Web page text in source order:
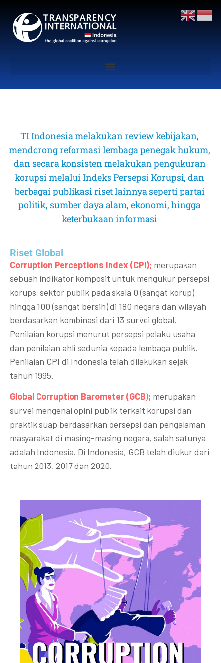
TI Indonesia melakukan review kebijakan,
mendorong reformasi lembaga penegak hukum,
dan secara konsisten melakukan pengukuran
korupsi melalui Indeks Persepsi Korupsi, dan
berbagai publikasi riset lainnya seperti partai
politik, sumber daya alam, ekonomi, hingga
keterbukaan informasi
Riset Global​
Corruption Perceptions Index (CPI); merupakan
sebuah indikator komposit untuk mengukur persepsi
korupsi sektor publik pada skala 0 (sangat korup)
hingga 100 (sangat bersih) di 180 negara dan wilayah
berdasarkan kombinasi dari 13 survei global.
Penilaian korupsi menurut persepsi pelaku usaha
dan penilaian ahli sedunia kepada lembaga publik.
Penilaian CPI di Indonesia telah dilakukan sejak
tahun 1995.
Global Corruption Barometer (GCB); merupakan
survei mengenai opini publik terkait korupsi dan
praktik suap berdasarkan persepsi dan pengalaman
masyarakat di masing-masing negara, salah satunya
adalah Indonesia. Di Indonesia, GCB telah diukur dari
tahun 2013, 2017 dan 2020.